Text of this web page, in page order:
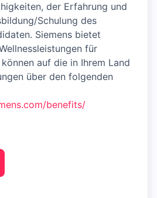
der Erfahrung und
Schulung des
Siemens bietet
für
auf die in Ihrem Land
über den folgenden
benefits/